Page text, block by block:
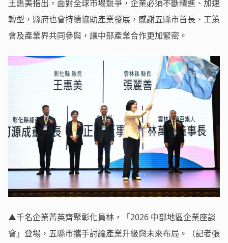
王惠美指出，面對全球市場競爭，企業必須不斷精進、加速
轉型，縣府也會持續協助產業發展，感謝五縣市首長、工策
會及產業界共同參與，讓中部產業合作更加緊密。
▲千名企業菁英齊聚彰化員林，「2026 中部地區企業座談
會」登場，五縣市攜手討論產業升級與未來布局。（記者張